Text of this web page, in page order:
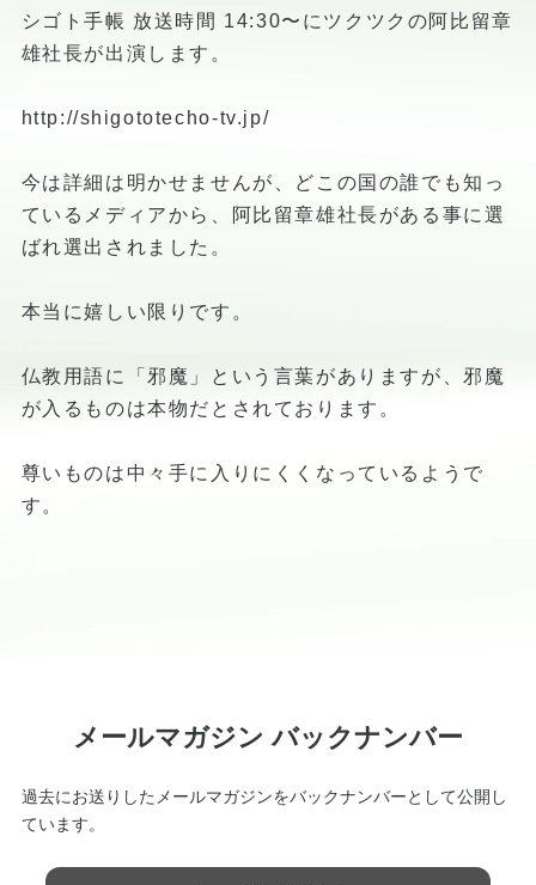
シゴト手帳 放送時間 14:30〜にツクツクの阿比留章
雄社長が出演します。
http://shigototecho-tv.jp/
今は詳細は明かせませんが、どこの国の誰でも知っ
ているメディアから、阿比留章雄社長がある事に選
ばれ選出されました。
本当に嬉しい限りです。
仏教用語に「邪魔」という言葉がありますが、邪魔
が入るものは本物だとされております。
尊いものは中々手に入りにくくなっているようで
す。
メールマガジン バックナンバー
過去にお送りしたメールマガジンをバックナンバーとして公開し
ています。